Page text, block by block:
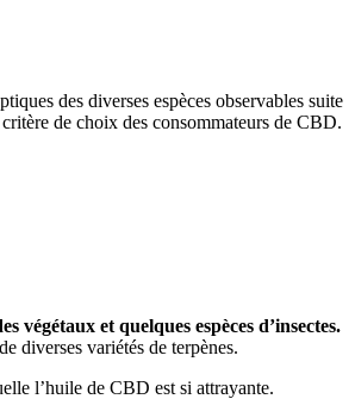
des diverses espèces observables suite
de choix des consommateurs de CBD.
végétaux et quelques espèces d’insectes.
diverses variétés de terpènes.
l’huile de CBD est si attrayante.